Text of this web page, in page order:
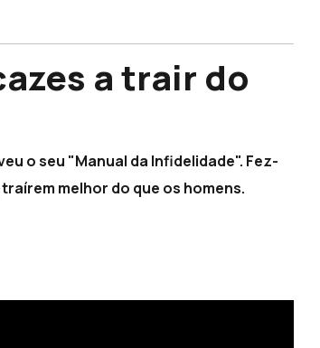
a trair do
o seu "Manual da Infidelidade". Fez-
melhor do que os homens.